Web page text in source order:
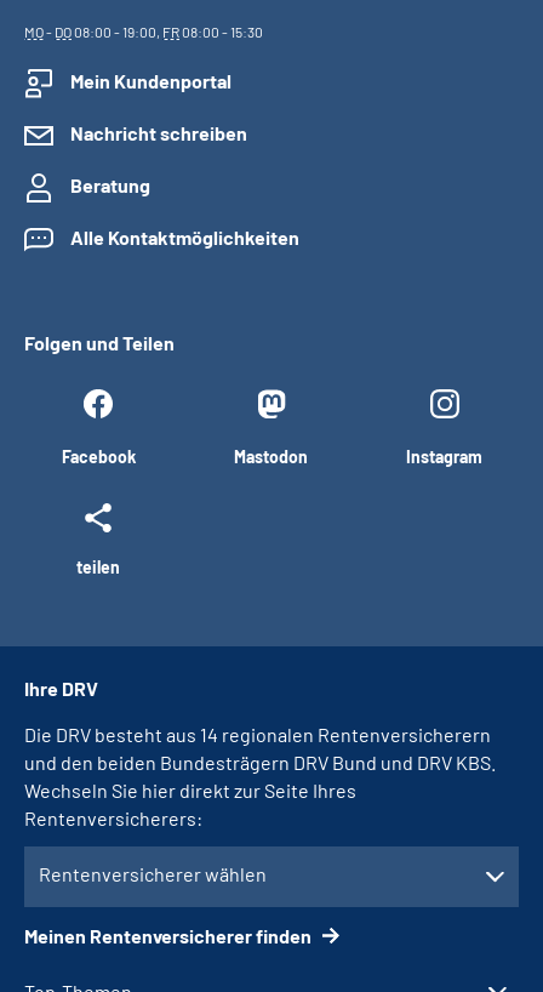
MO- DO08:00 - 19:00, FR08:00 - 15:30
Mein Kundenportal
Nachricht schreiben
Beratung
Alle Kontaktmöglichkeiten
Folgen und Teilen
Facebook Mastodon Instagram
teilen
Ihre DRV
Die DRV besteht aus 14 regionalen Rentenversicherern
und den beiden Bundesträgern DRV Bund und DRV KBS.
Wechseln Sie hier direkt zur Seite Ihres
Rentenversicherers:
Rentenversicherer wählen
Meinen Rentenversicherer finden